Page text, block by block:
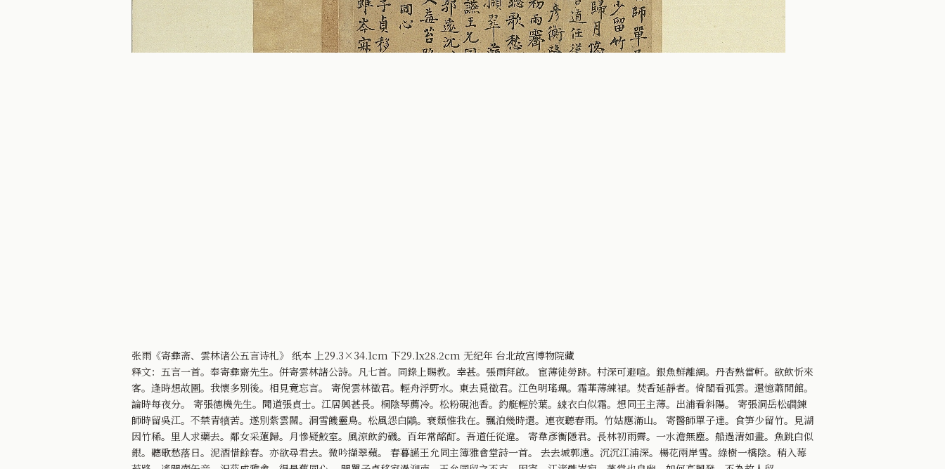
张雨《寄彝斋、雲林诸公五言诗札》 纸本 上29.3×34.1cm 下29.1x28.2cm 无纪年 台北故宫博物院藏
释文：五言一首。奉寄彝齋先生。併寄雲林諸公詩。凡七首。同錄上賜教。幸甚。張雨拜啟。 宦薄徒勞跡。村深可避喧。銀魚鮮離網。丹杏熟當軒。欲飲忻來
客。逢時想故園。我懷多別後。相見竟忘言。 寄倪雲林徵君。輕舟浮野水。東去覓徵君。江色明瑤珮。霜華薄練裙。焚香延靜者。倚閣看孤雲。還憶蕭閒館。
論時每夜分。 寄張德機先生。聞道張貞士。江居興甚長。桐陰琴薦冷。松粉硯池香。釣艇輕於葉。綀衣白似霜。想同王主薄。出浦看斜陽。 寄張洞岳松磵鍊
師時留吳江。不禁青犢苦。遂別紫雲關。洞雪饑靈鳥。松風怨白鷴。衰頹惟我在。飄泊幾時還。連夜聽春雨。竹姑應滿山。 寄醫師單子達。食笋少留竹。見湖
因竹稀。里人求藥去。鄰女采蓮歸。月慘疑鮫室。風涼飲釣磯。百年常酩酊。吾道任從違。 寄韋彥衡隱君。長林初雨霽。一水澹無塵。船過清如畫。魚跳白似
銀。聽歌愁落日。泥酒惜餘春。亦欲尋君去。微吟擷翠蘋。 春暮讌王允同主簿雅會堂詩一首。 去去城郭遠。沉沉江浦深。楊花兩岸雪。綠樹一橋陰。稍入莓